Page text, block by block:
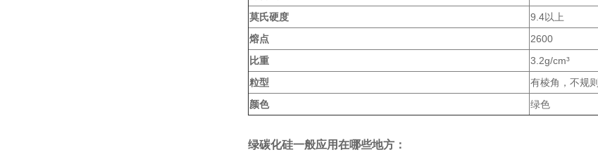
莫氏硬度
9.4以上
熔点
2600
比重
3.2g/cm³
粒型
有棱角，不规则
颜色
绿色
绿碳化硅一般应用在哪些地方：